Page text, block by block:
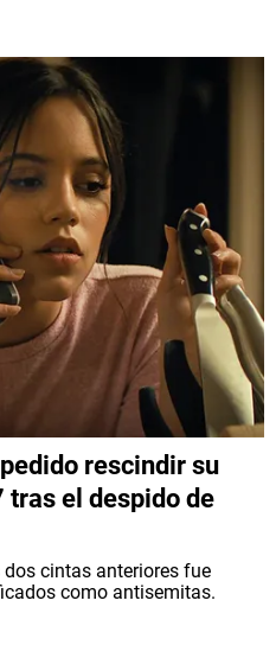
rescindir su
tras el despido de
cintas anteriores fue
como antisemitas.